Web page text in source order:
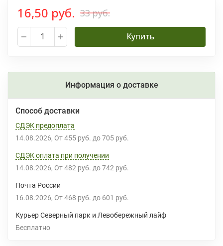
16,50 руб. 33 руб.
Купить
Информация о доставке
Способ доставки
СДЭК предоплата
14.08.2026 От 455 руб. до 705 руб.
СДЭК оплата при получении
14.08.2026 От 482 руб. до 742 руб.
Почта России
16.08.2026 От 468 руб. до 601 руб.
Курьер Северный парк и Левобережный лайф
Бесплатно